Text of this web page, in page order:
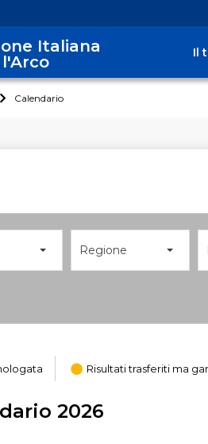
Italiana
Il
Calendario
Regione
Risultati trasferiti ma
2026